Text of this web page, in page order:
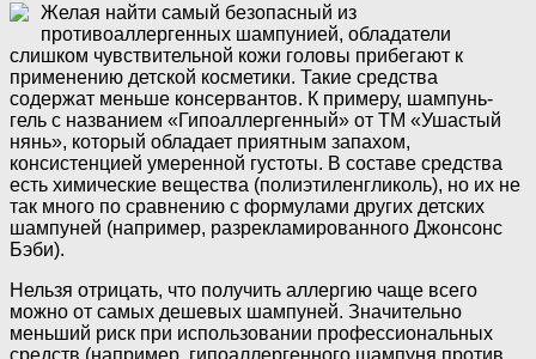
Желая найти самый безопасный из
противоаллергенных шампунией, обладатели
слишком чувствительной кожи головы прибегают к
применению детской косметики. Такие средства
содержат меньше консервантов. К примеру, шампунь-
гель с названием «Гипоаллергенный» от ТМ «Ушастый
нянь», который обладает приятным запахом,
консистенцией умеренной густоты. В составе средства
есть химические вещества (полиэтиленгликоль), но их не
так много по сравнению с формулами других детских
шампуней (например, разрекламированного Джонсонс
Бэби).
Нельзя отрицать, что получить аллергию чаще всего
можно от самых дешевых шампуней. Значительно
меньший риск при использовании профессиональных
средств (например, гипоаллергенного шампуня против